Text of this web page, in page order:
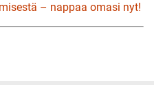
– nappaa omasi nyt!